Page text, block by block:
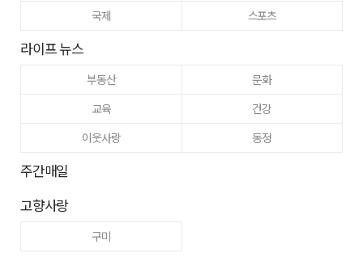
국제
스포츠
라이프 뉴스
부동산
문화
교육
건강
이웃사랑
동정
주간매일
고향사랑
구미